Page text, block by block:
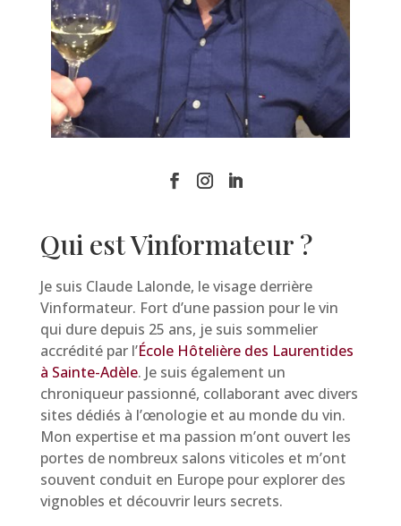
Qui est Vinformateur ?
Je suis Claude Lalonde, le visage derrière
Vinformateur. Fort d’une passion pour le vin
qui dure depuis 25 ans, je suis sommelier
accrédité par l’École Hôtelière des Laurentides
à Sainte-Adèle. Je suis également un
chroniqueur passionné, collaborant avec divers
sites dédiés à l’œnologie et au monde du vin.
Mon expertise et ma passion m’ont ouvert les
portes de nombreux salons viticoles et m’ont
souvent conduit en Europe pour explorer des
vignobles et découvrir leurs secrets.